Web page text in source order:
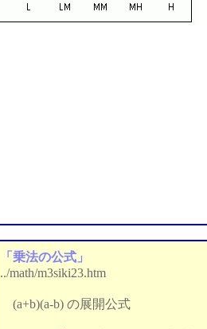
「乗法の公式」
../math/m3siki23.htm
(a+b)(a-b) の展開公式